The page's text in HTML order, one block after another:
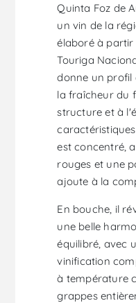
Quinta Foz de
un vin de la
élaboré à partir
Touriga
donne un profil
la fraîcheur du
structure et à
est concentré,
rouges et une
ajoute à la
En bouche, il
une belle
équilibré, avec
vinification
à température
grappes